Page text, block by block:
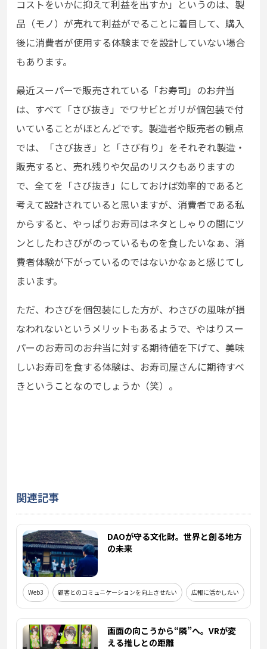
コストをいかに抑えて利益を出すか」というのは、製
品（モノ）が売れて利益がでることに着目して、購入
後に消費者が使用する体験までを設計していない場合
もあります。
最近スーパーで販売されている「お寿司」のお弁当
は、すべて「さび抜き」でワサビとガリが個包装で付
いていることがほとんどです。製造者や販売者の観点
では、「さび抜き」と「さび有り」をそれぞれ製造・
販売すると、売れ残りや欠品のリスクもありますの
で、全てを「さび抜き」にしておけば効率的であると
考えて設計されていると思いますが、消費者である私
からすると、やっぱりお寿司はネタとしゃりの間にツ
ンとしたわさびがのっているものを食したいなぁ、消
費者体験が下がっているのではないかなぁと感じてし
まいます。
ただ、わさびを個包装にした方が、わさびの風味が損
なわれないというメリットもあるようで、やはりスー
パーのお寿司のお弁当に対する期待値を下げて、美味
しいお寿司を食する体験は、お寿司屋さんに期待すべ
きということなのでしょうか（笑） 。
関連記事
DAOが守る文化財。世界と創る地方
の未来
Web3 顧客とのコミュニケーションを向上させたい 広報に活かしたい
画面の向こうから“隣”へ。VRが変
える推しとの距離